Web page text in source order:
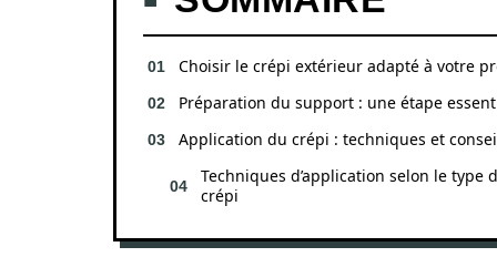
Choisir le crépi extérieur adapté à votre
Préparation du support : une étape
Application du crépi : techniques et
Techniques d’application selon le type
crépi